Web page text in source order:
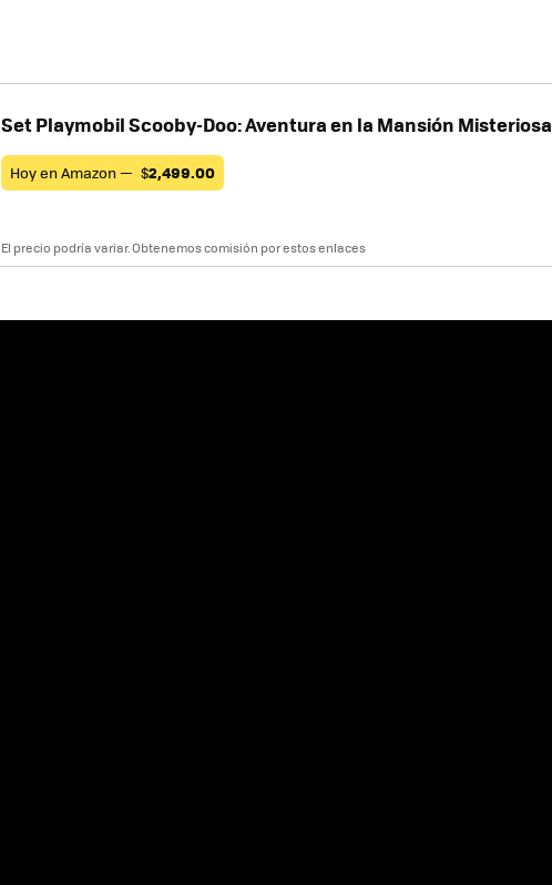
Set Playmobil Scooby-Doo: Aventura en la Mansión Misteriosa
Hoy en Amazon — $2,499.00
El precio podría variar. Obtenemos comisión por estos enlaces